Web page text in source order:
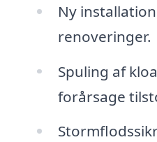
Ny
renoveringer.
Spuling af
forårsage